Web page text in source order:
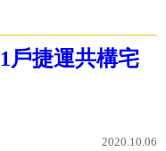
戶捷運共構宅
2020.10.06